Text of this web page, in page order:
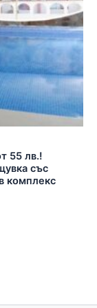
55 лв.!
със
комплекс